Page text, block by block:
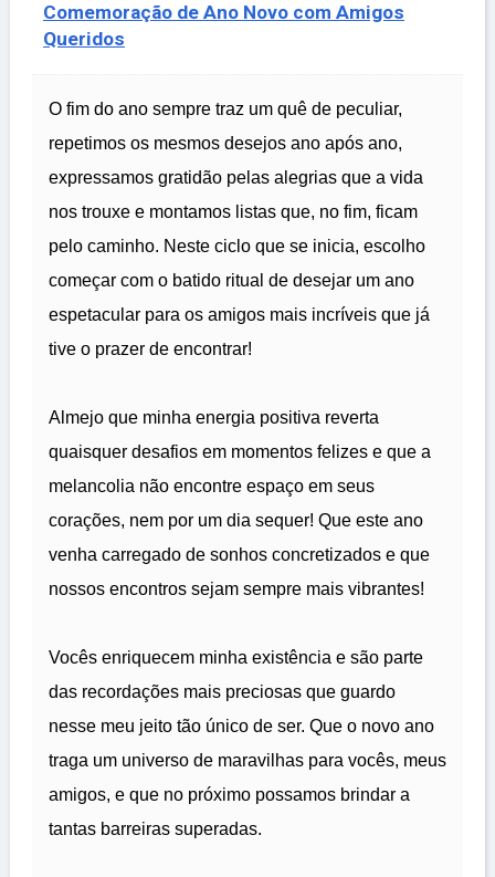
Comemoração de Ano Novo com Amigos
Queridos
O fim do ano sempre traz um quê de peculiar,
repetimos os mesmos desejos ano após ano,
expressamos gratidão pelas alegrias que a vida
nos trouxe e montamos listas que, no fim, ficam
pelo caminho. Neste ciclo que se inicia, escolho
começar com o batido ritual de desejar um ano
espetacular para os amigos mais incríveis que já
tive o prazer de encontrar!
Almejo que minha energia positiva reverta
quaisquer desafios em momentos felizes e que a
melancolia não encontre espaço em seus
corações, nem por um dia sequer! Que este ano
venha carregado de sonhos concretizados e que
nossos encontros sejam sempre mais vibrantes!
Vocês enriquecem minha existência e são parte
das recordações mais preciosas que guardo
nesse meu jeito tão único de ser. Que o novo ano
traga um universo de maravilhas para vocês, meus
amigos, e que no próximo possamos brindar a
tantas barreiras superadas.